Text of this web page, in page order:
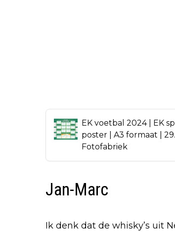
EK voetbal 2024 | EK
poster | A3 formaat |
Fotofabriek
Jan-Marc
Ik denk dat de whisky’s uit